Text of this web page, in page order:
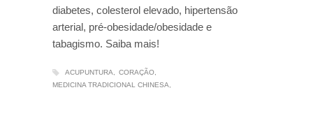
diabetes, colesterol elevado, hipertensão
arterial, pré-obesidade/obesidade e
tabagismo. Saiba mais!
ACUPUNTURA
CORAÇÃO
MEDICINA TRADICIONAL CHINESA